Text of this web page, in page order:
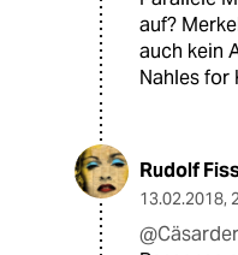
auf?
auch kein
Nahles for
Rudolf
13.02.2018,